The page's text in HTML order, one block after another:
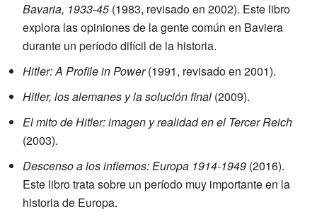
Bavaria, 1933-45(1983, revisado en 2002). Este libro
explora las opiniones de la gente común en Baviera
durante un período difícil de la historia.
Hitler: A Profile in Power(1991, revisado en 2001).
Hitler, los alemanes y la solución final (2009).
El mito de Hitler: imagen y realidad en el Tercer Reich
(2003).
Descenso a los infiernos: Europa 1914-1949 (2016).
Este libro trata sobre un período muy importante en la
historia de Europa.